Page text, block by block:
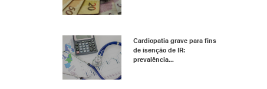
Cardiopatia grave para fins
de isenção de IR:
prevalência...